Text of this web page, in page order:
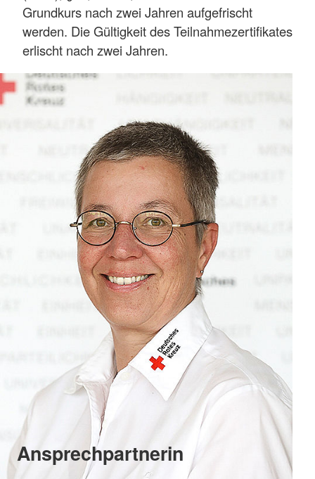
Grundkurs nach zwei Jahren aufgefrischt
werden. Die Gültigkeit des Teilnahmezertifikates
erlischt nach zwei Jahren.
Ansprechpartnerin